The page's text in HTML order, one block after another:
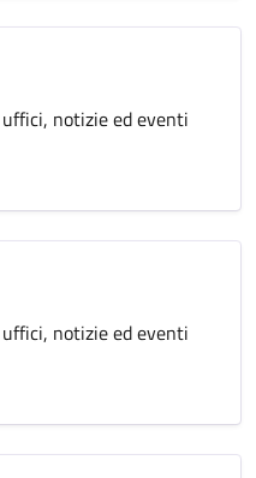
notizie ed eventi
notizie ed eventi